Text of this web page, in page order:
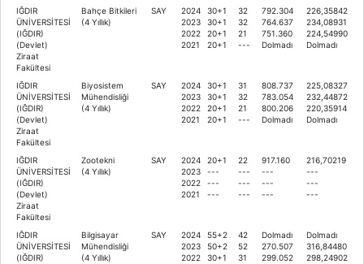
IĞDIR
ÜNİVERSİTESİ
(IĞDIR)
(Devlet)
Ziraat
Fakültesi
Bahçe Bitkileri
(4 Yıllık)
SAY
2024
2023
2022
2021
30+1
30+1
20+1
20+1
32
32
21
---
792.304
764.637
751.360
Dolmadı
226,35842
234,08931
224,54990
Dolmadı
IĞDIR
ÜNİVERSİTESİ
(IĞDIR)
(Devlet)
Ziraat
Fakültesi
Biyosistem
Mühendisliği
(4 Yıllık)
SAY
2024
2023
2022
2021
30+1
30+1
20+1
20+1
31
32
21
---
808.737
783.054
800.206
Dolmadı
225,08327
232,44872
220,35914
Dolmadı
IĞDIR
ÜNİVERSİTESİ
(IĞDIR)
(Devlet)
Ziraat
Fakültesi
Zootekni
(4 Yıllık)
SAY
2024
2023
2022
2021
20+1
---
---
---
22
---
---
---
917.160
---
---
---
216,70219
---
---
---
IĞDIR
ÜNİVERSİTESİ
(IĞDIR)
Bilgisayar
Mühendisliği
(4 Yıllık)
SAY
2024
2023
2022
55+2
50+2
30+1
42
52
31
Dolmadı
270.507
299.052
Dolmadı
316,84480
298,24902